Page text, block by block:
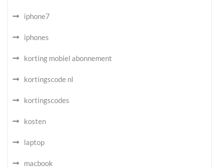
iphone7
iphones
korting mobiel abonnement
kortingscode nl
kortingscodes
kosten
laptop
macbook